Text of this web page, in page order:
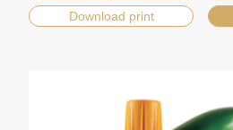
Download print